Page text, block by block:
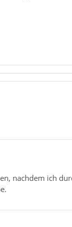
nachdem ich